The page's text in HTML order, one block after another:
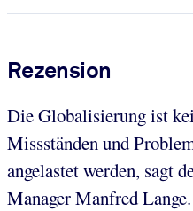
Rezension
Die Globalisierung ist
Missständen und
angelastet werden, sagt
Manager Manfred